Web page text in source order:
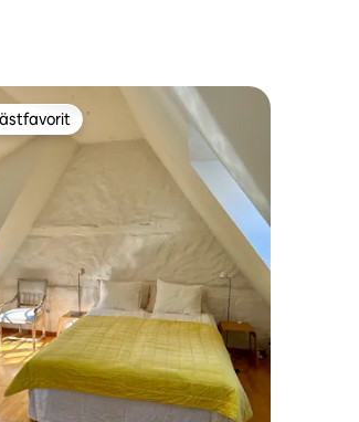
betyg, 129 omdömen
gästfavorit